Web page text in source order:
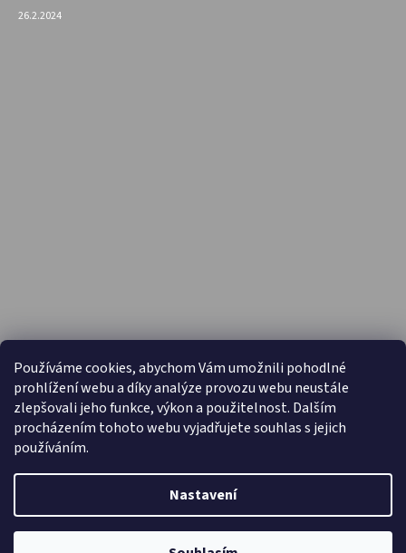
Používáme cookies, abychom Vám umožnili pohodlné
prohlížení webu a díky analýze provozu webu neustále
zlepšovali jeho funkce, výkon a použitelnost. Dalším
procházením tohoto webu vyjadřujete souhlas s jejich
používáním.
Nastavení
26.2.2024
PŘIJÍMÁME ONLINE PLATBY
Vytvořil Shoptet
Copyright 2026Capáčky.com. Všechna práva vyhrazena.